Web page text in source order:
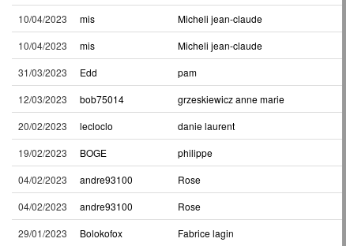
10/04/2023
mis
Micheli jean-claude
10/04/2023
mis
Micheli jean-claude
31/03/2023
Edd
pam
12/03/2023
bob75014
grzeskiewicz anne marie
20/02/2023
lecloclo
danie laurent
19/02/2023
BOGE
philippe
04/02/2023
andre93100
Rose
04/02/2023
andre93100
Rose
29/01/2023
Bolokofox
Fabrice lagin